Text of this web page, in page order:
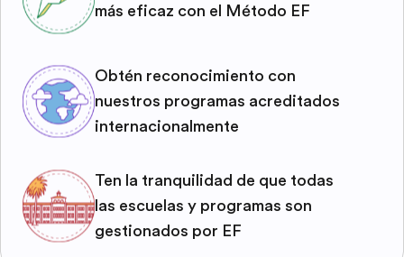
más eficaz con el Método EF
Obtén reconocimiento con
nuestros programas acreditados
internacionalmente
Ten la tranquilidad de que todas
las escuelas y programas son
gestionados por EF